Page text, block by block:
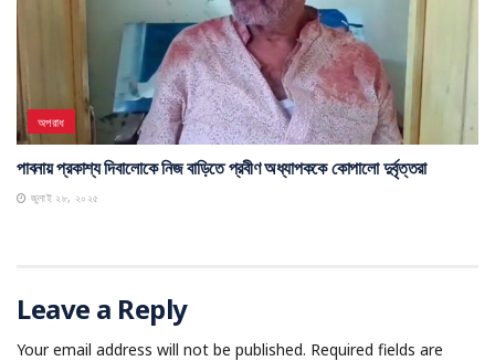
অপরাধ
পাবনায় প্রকাশ্য দিবালোকে নিজ বাড়িতে প্রবীণ অধ্যাপককে কোপালো দুর্বৃত্তরা
জুলাই ২৮, ২০২৫
Leave a Reply
Your email address will not be published. Required fields are